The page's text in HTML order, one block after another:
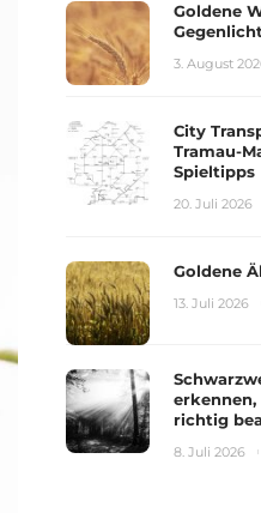
Goldene
Gegenlicht
3. August
City
Tramau-
Spieltipps
20. Juli 2026
Goldene
13. Juli 2026
richtig
8. Juli 2026